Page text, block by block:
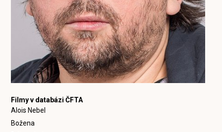
Filmy v databázi ČFTA
Alois Nebel
Božena